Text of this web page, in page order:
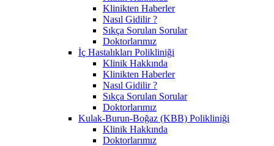
Klinikten Haberler
Nasıl Gidilir ?
Sıkça Sorulan Sorular
Doktorlarımız
İç Hastalıkları Polikliniği
Klinik Hakkında
Klinikten Haberler
Nasıl Gidilir ?
Sıkça Sorulan Sorular
Doktorlarımız
Kulak-Burun-Boğaz (KBB) Polikliniği
Klinik Hakkında
Doktorlarımız